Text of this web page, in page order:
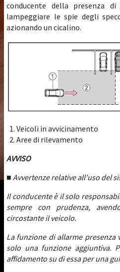
conducente della presenza
lampeggiare le spie degli
azionando un cicalino.
Veicoli in avvicinamento
Aree di rilevamento
AVVISO
■ Avvertenze relative all'uso del
Il conducente è il solo
sempre con prudenza,
circostante il veicolo.
La funzione di allarme
solo una funzione aggiuntiva.
affidamento su di essa per una